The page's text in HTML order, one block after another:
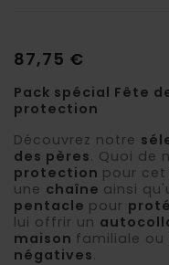
87,75 €
Pack spécial Fête
protection
Découvrez notre
des pères. Quoi de
protection pour cet
une chaîne ainsi
pentacle pour
lui offrir un
maison familiale ou
négatives.